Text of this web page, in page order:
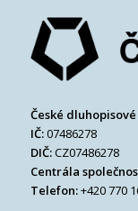
České
IČ:07486278
DIČ:CZ07486278
Centrála
Telefon:+420 770